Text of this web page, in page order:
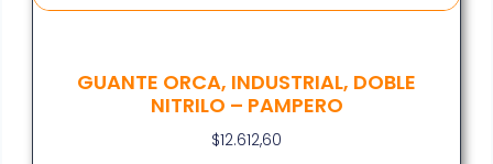
GUANTE ORCA, INDUSTRIAL, DOBLE
NITRILO – PAMPERO
$12.612,60